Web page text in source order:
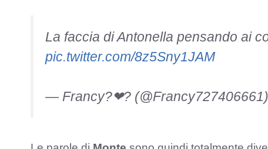
La faccia di Antonella pensando ai
pic.twitter.com/8z5Sny1JAM
— Francy?❤? (@Francy727406661)
Le parole di sono quindi totalmente